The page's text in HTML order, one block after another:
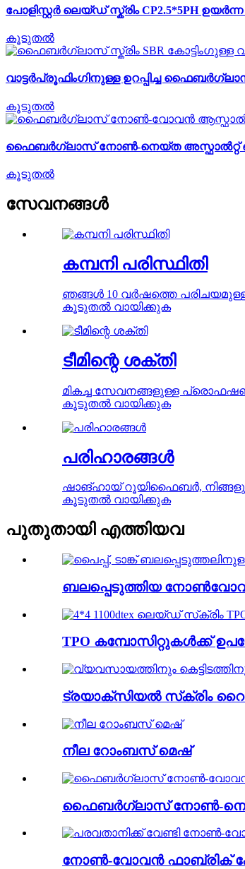
പോളിസ്റ്റർ ലെയ്ഡ് സ്ക്രിം CP2.5*5PH
കൂടുതൽ
വാട്ടർപ്രൂഫിംഗിനുള്ള ഉറപ്പിച്ച ഫൈബർഗ്ലാസ്
കൂടുതൽ
ഫൈബർഗ്ലാസ് നോൺ-നെയ്ത അസ്ഫാൽറ്റ്
കൂടുതൽ
സേവനങ്ങള്‍
കമ്പനി പരിസ്ഥിതി
ഞങ്ങൾ 10 വർഷത്തെ
കൂടുതൽ വായിക്കുക
ടീമിന്റെ ശക്തി
മികച്ച സേവനങ്ങളുള്ള
കൂടുതൽ വായിക്കുക
പരിഹാരങ്ങൾ
ഷാങ്ഹായ് റൂയിഫൈബർ,
കൂടുതൽ വായിക്കുക
പുതുതായി എത്തിയവ
ബലപ്പെടുത്തിയ
TPO കമ്പോസിറ്റുകൾക്ക്
ട്രയാക്സിയൽ സ്‌ക്രിം
നീല റോംബസ് മെഷ്
ഫൈബർഗ്ലാസ് നോൺ-നെയ്ത
നോൺ-വോവൻ ഫാബ്രിക്